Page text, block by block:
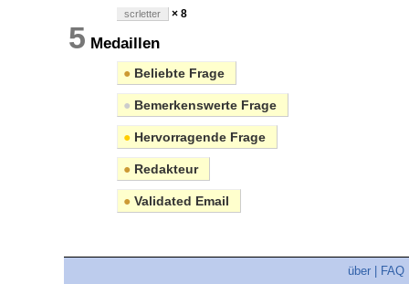
scrletter × 8
5 Medaillen
● Beliebte Frage
● Bemerkenswerte Frage
● Hervorragende Frage
● Redakteur
● Validated Email
über FAQ